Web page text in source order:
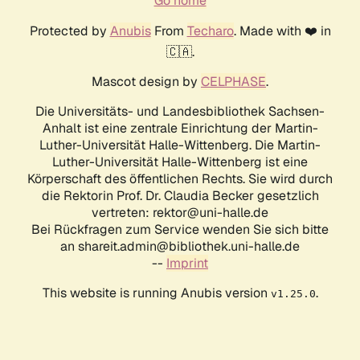
Protected by AnubisFrom Techaro. Made with ❤️ in
🇨🇦.
Mascot design by CELPHASE.
Die Universitäts- und Landesbibliothek Sachsen-
Anhalt ist eine zentrale Einrichtung der Martin-
Luther-Universität Halle-Wittenberg. Die Martin-
Luther-Universität Halle-Wittenberg ist eine
Körperschaft des öffentlichen Rechts. Sie wird durch
die Rektorin Prof. Dr. Claudia Becker gesetzlich
vertreten: rektor@uni-halle.de
Bei Rückfragen zum Service wenden Sie sich bitte
an shareit.admin@bibliothek.uni-halle.de
-- Imprint
This website is running Anubis version v1.25.0.